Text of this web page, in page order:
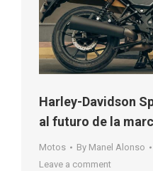
Harley-Davidson
al futuro de la
Motos By Manel Alonso
Leave a comment